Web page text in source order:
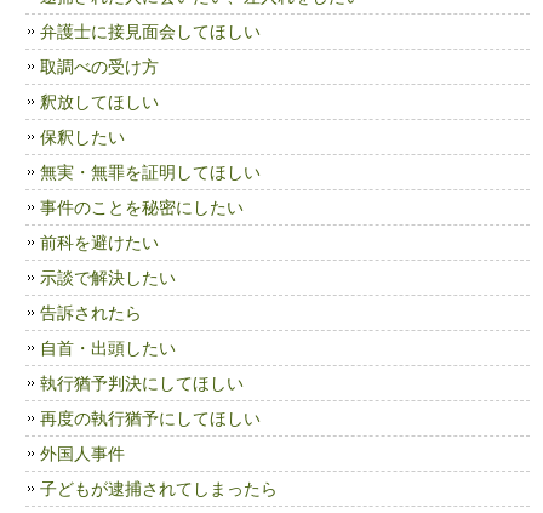
弁護士に接見面会してほしい
取調べの受け方
釈放してほしい
保釈したい
無実・無罪を証明してほしい
事件のことを秘密にしたい
前科を避けたい
示談で解決したい
告訴されたら
自首・出頭したい
執行猶予判決にしてほしい
再度の執行猶予にしてほしい
外国人事件
子どもが逮捕されてしまったら